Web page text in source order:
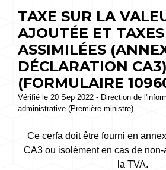
TAXE SUR LA
AJOUTÉE ET TAXES
ASSIMILÉES
DÉCLARATION CA3)
(FORMULAIRE
Vérifié le 20 Sep 2022 - Direction de
administrative (Première ministre)
Ce cerfa doit être fourni en
CA3 ou isolément en cas de
la TVA.